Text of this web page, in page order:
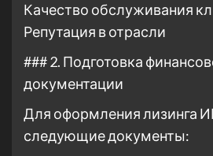
Качество обслуживания
Репутация в отрасли
### 2. Подготовка
документации
Для оформления лизинга
следующие документы: